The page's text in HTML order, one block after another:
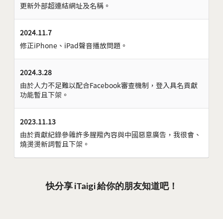
更新外部超連結網址及名稱。
2024.11.7
修正iPhone、iPad聲音播放問題。
2024.3.28
由於人力不足難以配合Facebook審查機制，登入具名貢獻
功能暫且下架。
2023.11.13
由於貢獻紀錄參雜許多腥羶內容與中國惡意廣告，我很會、
燒燙燙新詞暫且下架。
快分享 iTaigi 給你的朋友知道吧！